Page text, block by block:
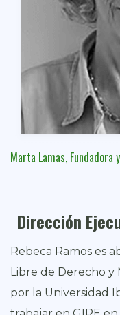
Marta Lamas, Fundadora
Dirección
Rebeca Ramos es
Libre de Derecho y
por la Universidad